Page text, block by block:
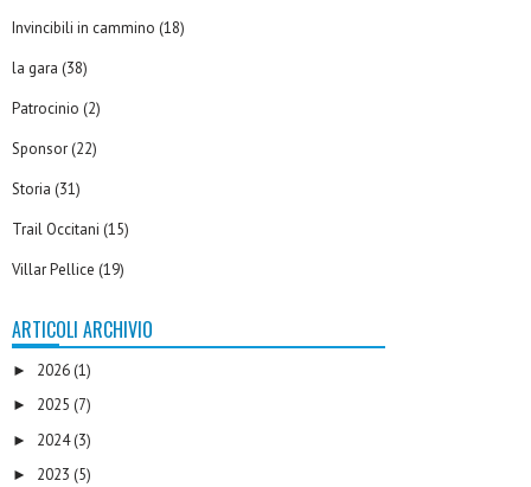
Invincibili in cammino (18)
la gara (38)
Patrocinio (2)
Sponsor (22)
Storia (31)
Trail Occitani (15)
Villar Pellice (19)
ARTICOLI ARCHIVIO
► 2026 (1)
► 2025 (7)
► 2024(3)
► 2023 (5)